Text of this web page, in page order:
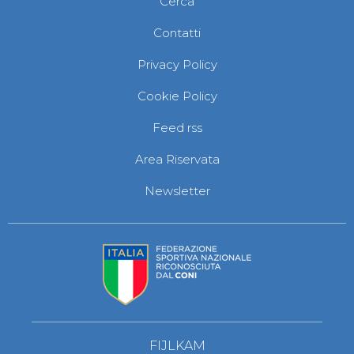
Abilitazioni
News
FAQ
Sostenibilità
Contatti
Privacy Policy
Cookie Policy
Feed rss
Area Riservata
Newsletter
FIJLKAM